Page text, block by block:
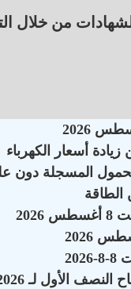
من خلال
المسجلة دون
الطاقة